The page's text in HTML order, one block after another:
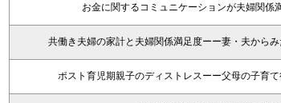
お金に関するコミュニケーションが夫婦関係
共働き夫婦の家計と夫婦関係満足度ーー妻・夫から
ポスト育児期親子のディストレスーー父母の子育